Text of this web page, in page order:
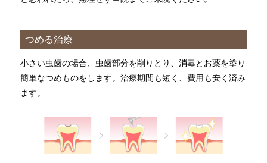
つめる治療
小さい虫歯の場合、虫歯部分を削りとり、消毒とお薬を塗り
簡単なつめものをします。治療期間も短く、費用も安く済み
ます。